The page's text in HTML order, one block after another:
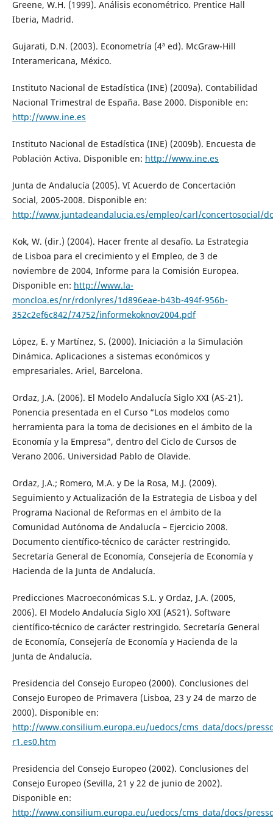
Greene, W.H. (1999). Análisis econométrico. Prentice Hall
Iberia, Madrid.
Gujarati, D.N. (2003). Econometría (4ª ed). McGraw-Hill
Interamericana, México.
Instituto Nacional de Estadística (INE) (2009a). Contabilidad
Nacional Trimestral de España. Base 2000. Disponible en:
http://www.ine.es
Instituto Nacional de Estadística (INE) (2009b). Encuesta de
Población Activa. Disponible en: http://www.ine.es
Junta de Andalucía (2005). VI Acuerdo de Concertación
Social, 2005-2008. Disponible en:
http://www.juntadeandalucia.es/empleo/carl/concertosocial/
Kok, W. (dir.) (2004). Hacer frente al desafío. La Estrategia
de Lisboa para el crecimiento y el Empleo, de 3 de
noviembre de 2004, Informe para la Comisión Europea.
Disponible en: http://www.la-
moncloa.es/nr/rdonlyres/1d896eae-b43b-494f-956b-
352c2ef6c842/74752/informekoknov2004.pdf
López, E. y Martínez, S. (2000). Iniciación a la Simulación
Dinámica. Aplicaciones a sistemas económicos y
empresariales. Ariel, Barcelona.
Ordaz, J.A. (2006). El Modelo Andalucía Siglo XXI (AS-21).
Ponencia presentada en el Curso “Los modelos como
herramienta para la toma de decisiones en el ámbito de la
Economía y la Empresa”, dentro del Ciclo de Cursos de
Verano 2006. Universidad Pablo de Olavide.
Ordaz, J.A.; Romero, M.A. y De la Rosa, M.J. (2009).
Seguimiento y Actualización de la Estrategia de Lisboa y del
Programa Nacional de Reformas en el ámbito de la
Comunidad Autónoma de Andalucía – Ejercicio 2008.
Documento científico-técnico de carácter restringido.
Secretaría General de Economía, Consejería de Economía y
Hacienda de la Junta de Andalucía.
Predicciones Macroeconómicas S.L. y Ordaz, J.A. (2005,
2006). El Modelo Andalucía Siglo XXI (AS21). Software
científico-técnico de carácter restringido. Secretaría General
de Economía, Consejería de Economía y Hacienda de la
Junta de Andalucía.
Presidencia del Consejo Europeo (2000). Conclusiones del
Consejo Europeo de Primavera (Lisboa, 23 y 24 de marzo de
2000). Disponible en:
http://www.consilium.europa.eu/uedocs/cms_data/docs/
r1.es0.htm
Presidencia del Consejo Europeo (2002). Conclusiones del
Consejo Europeo (Sevilla, 21 y 22 de junio de 2002).
Disponible en:
http://www.consilium.europa.eu/uedocs/cms_data/docs/